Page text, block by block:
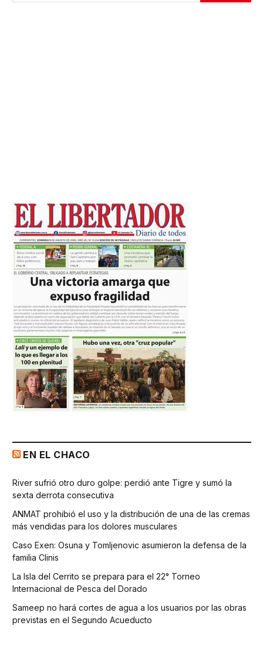
EN EL CHACO
River sufrió otro duro golpe: perdió ante Tigre y sumó la
sexta derrota consecutiva
ANMAT prohibió el uso y la distribución de una de las cremas
más vendidas para los dolores musculares
Caso Exen: Osuna y Tomljenovic asumieron la defensa de la
familia Clinis
La Isla del Cerrito se prepara para el 22° Torneo
Internacional de Pesca del Dorado
Sameep no hará cortes de agua a los usuarios por las obras
previstas en el Segundo Acueducto